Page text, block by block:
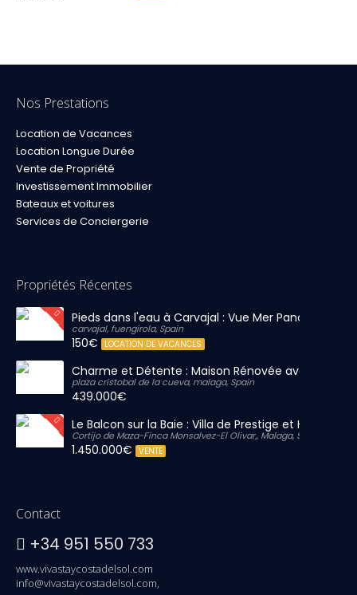
Nos Prestations
Location de Vacances
Location Longue Durée
Vente de Propriété
Investissement Immobilier
Bateaux et voitures
Services de Conciergerie
Propriétés Récentes
Pieds dans l'eau à Carvajal : Vue Mer Panoramique
carvajal, fuengirola, Spain
150€ LOCATION DE VACANCES
Charme et Détente : Maison Rénovée avec Grand
plaza cristobal de la cueva, malaga, Spain
439.000€
Le Balcon sur la Baie : Villa de Prestige et Horizon
Cortijo de Maza-Finca Monsalvez-El Olivar,, Malaga, Spain
1.450.000€ VENTE
Contact
+34 951 550 733
www.vivastaycostadelsol.com
info@vivastaycostadelsol.com,